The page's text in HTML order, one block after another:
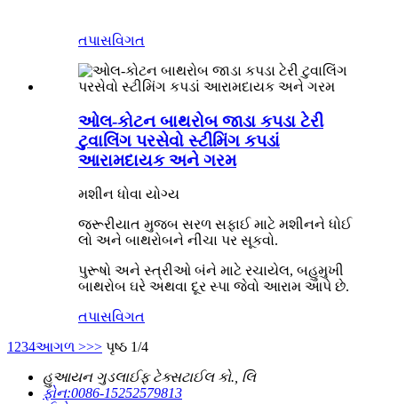
તપાસવિગત
ઓલ-કોટન બાથરોબ જાડા કપડા ટેરી
ટુવાલિંગ પરસેવો સ્ટીમિંગ કપડાં
આરામદાયક અને ગરમ
મશીન ધોવા યોગ્ય
જરૂરીયાત મુજબ સરળ સફાઈ માટે મશીનને ધોઈ
લો અને બાથરોબને નીચા પર સૂકવો.
પુરૂષો અને સ્ત્રીઓ બંને માટે રચાયેલ, બહુમુખી
બાથરોબ ઘરે અથવા દૂર સ્પા જેવો આરામ આપે છે.
તપાસવિગત
1 234આગળ >>> પૃષ્ઠ 1/4
હુઆયન ગુડલાઈફ ટેક્સટાઈલ કો., લિ
ફોન:0086-15252579813